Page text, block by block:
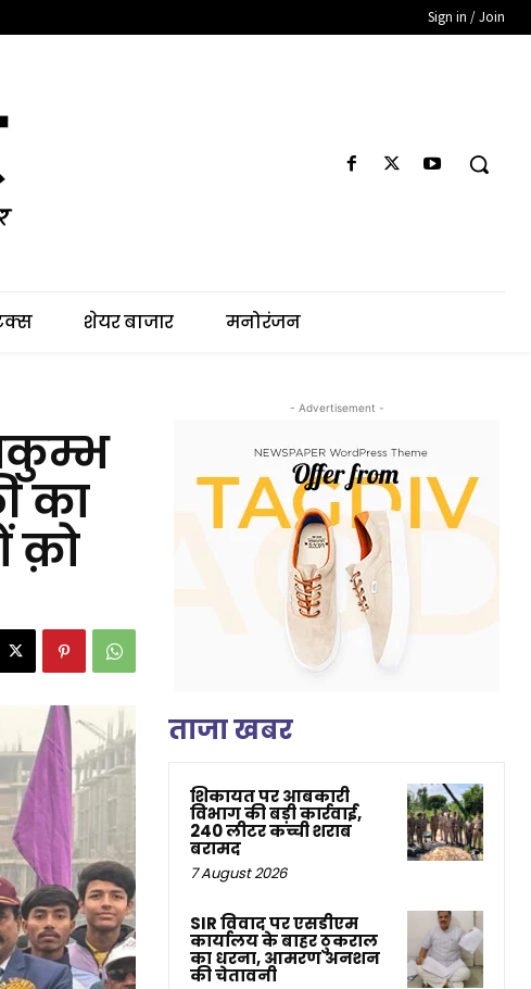
Sign in / Join
शेयर बाजार मनोरंजन
का
क़ो
- Advertisement -
ताजा खबर
शिकायत पर आबकारी
विभाग की बड़ी कार्रवाई,
240 लीटर कच्ची शराब
बरामद
7 August 2026
SIR विवाद पर एसडीएम
कार्यालय के बाहर ठुकराल
का धरना, आमरण अनशन
की चेतावनी